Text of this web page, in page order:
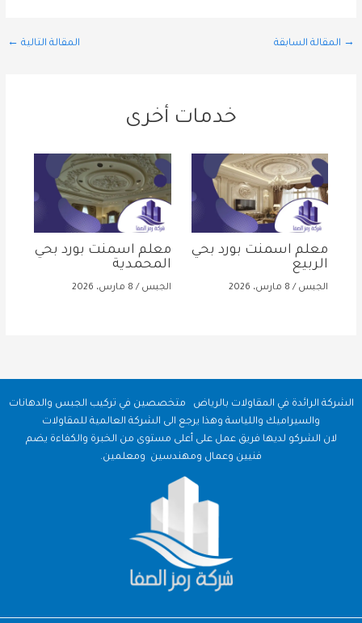
→ المقالة السابقة المقالة التالية ←
خدمات أخرى
معلم اسمنت بورد بحي
الربيع
الجبس / 8 مارس، 2026
معلم اسمنت بورد بحي
المحمدية
الجبس / 8 مارس، 2026
الشركة الرائدة في المقاولات بالرياض متخصصين في تركيب الجبس والدهانات
والسيراميك واللياسة وهذا يرجع الى الشركة العالمية للمقاولات
لان الشركو لديها فريق عمل على أعلى مستوى من الخبرة والكفاءة يضم
فنيين وعمال ومهندسين ومعلمين.